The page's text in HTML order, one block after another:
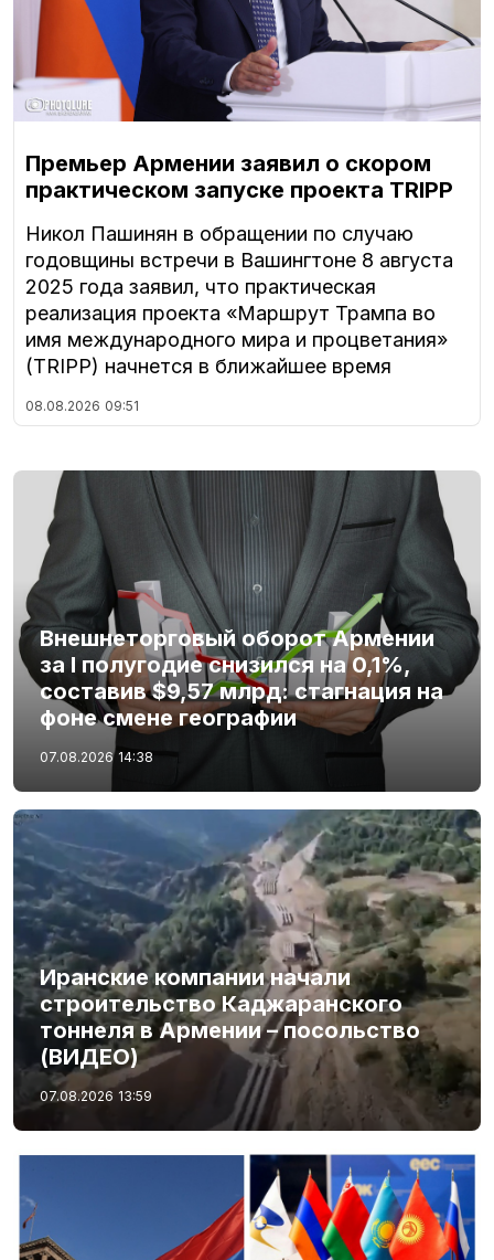
Премьер Армении заявил о скором
практическом запуске проекта TRIPP
Никол Пашинян в обращении по случаю
годовщины встречи в Вашингтоне 8 августа
2025 года заявил, что практическая
реализация проекта «Маршрут Трампа во
имя международного мира и процветания»
(TRIPP) начнется в ближайшее время
08.08.2026 09:51
Внешнеторговый оборот Армении
за I полугодие снизился на 0,1%,
составив $9,57 млрд: стагнация на
фоне смене географии
07.08.2026 14:38
Иранские компании начали
строительство Каджаранского
тоннеля в Армении – посольство
(ВИДЕО)
07.08.2026 13:59